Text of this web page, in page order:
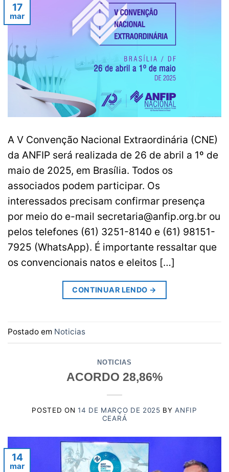
17
mar
A V Convenção Nacional Extraordinária (CNE)
da ANFIP será realizada de 26 de abril a 1º de
maio de 2025, em Brasília. Todos os
associados podem participar. Os
interessados precisam confirmar presença
por meio do e-mail secretaria@anfip.org.br ou
pelos telefones (61) 3251-8140 e (61) 98151-
7925 (WhatsApp). É importante ressaltar que
os convencionais natos e eleitos […]
CONTINUAR LENDO →
Postado em Noticias
NOTICIAS
ACORDO 28,86%
POSTED ON 14 DE MARÇO DE 2025 BYANFIP
CEARÁ
14
mar